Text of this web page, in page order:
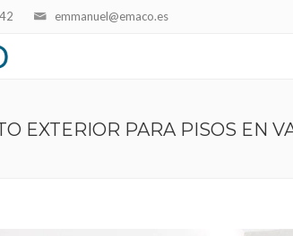
emmanuel@emaco.es
EXTERIOR PARA PISOS EN